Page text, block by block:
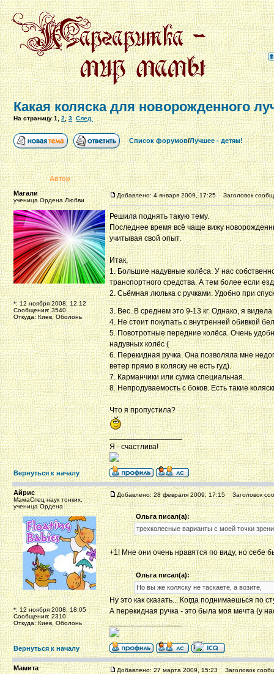
Какая коляска для новорожденного
На страницу1,2,3 След.
Список форумов/Лучшее - детям!
Автор
Магали
ученица Ордена Любви
*: 12 ноября 2008, 12:12
Сообщения: 3540
Откуда: Киев, Оболонь
Добавлено: 4 января 2009, 17:25 Заголовок
Решила поднять такую тему.
Последнее время всё чаще вижу
учитывая свой опыт.
Итак,
1. Большие надувные колёса. У нас
транспортного средства. А тем более если
2. Сьёмная люлька с ручками. Удобно при
3. Вес. В среднем это 9-13 кг. Однако, я
4. Не стоит покупать с ​внутренней обивкой
5. Повотротные передние колёса. Очень
надувных колёс (
6. Перекидная ручка. Она позволяла мне
ветер прямо в коляску не есть гуд).
7. Карманчики или сумка специальная.
8. Непродуваемость с боков. Есть такие
Что я пропустила?
_________________
Я - счастлива!
Вернуться к началу
Айрис
МамаСпец наук тонких,
ученица Ордена
*: 12 ноября 2008, 18:05
Сообщения: 2310
Откуда: Киев, Оболонь
Добавлено: 28 февраля 2009, 17:15 Заголовок
Ольга писал(а):
трехколесные варианты с моей точки
+1! Мне они очень нравятся по виду, но себе
Ольга писал(а):
Но вы же коляску не таскаете, а возите,
Ну это как сказать... Когда поднимаешься по
А перекидная ручка - это была моя мечта (у
_________________
Вернуться к началу
Мамита Добавлено: 27 марта 2009, 15:23 Заголовок